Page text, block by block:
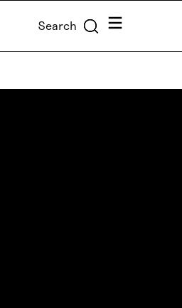
Search Menu